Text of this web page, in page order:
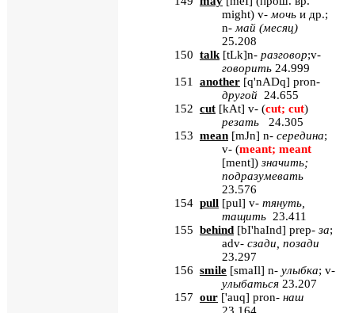
might) v- мочь и др.;
n- май (месяц)
25.208
150 talk [tLk]n- разговор;v-
говорить 24.999
151 another [q'nADq] pron-
другой 24.655
152 cut [kAt] v- (cut; cut)
резать
24.305
153 mean [mJn] n- середина;
v- (meant; meant
[ment]) значить;
подразумевать
23.576
154 pull [pul] v- тянуть,
тащить 23.411
155 behind [bI'haInd] prep- за;
adv- сзади позади
23.297
156 smile [smaIl] n- улыбка; v-
улыбаться 23.207
157 our ['auq] pron- наш